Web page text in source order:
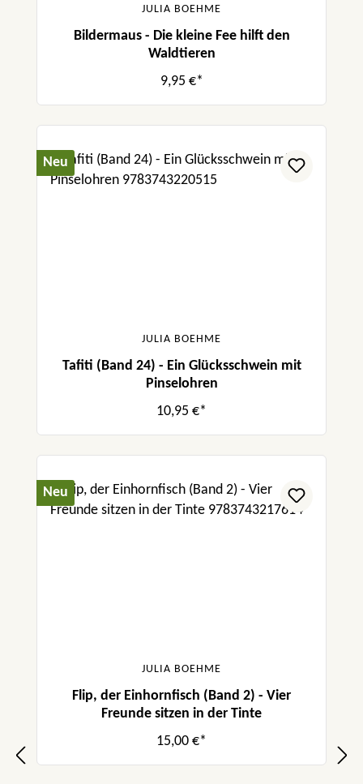
JULIA BOEHME
Bildermaus - Die kleine Fee hilft den
Waldtieren
9,95 €*
Neu
JULIA BOEHME
Tafiti (Band 24) - Ein Glücksschwein mit
Pinselohren
10,95 €*
Neu
JULIA BOEHME
Flip, der Einhornfisch (Band 2) - Vier
Freunde sitzen in der Tinte
15,00 €*